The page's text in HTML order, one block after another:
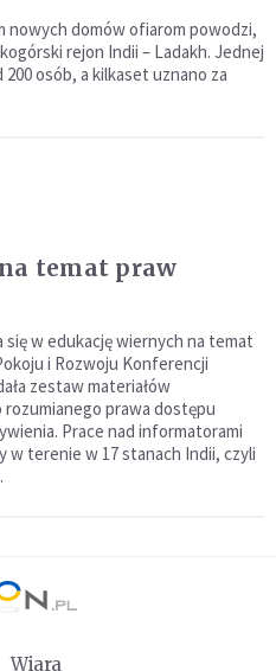
nowych domów ofiarom powodzi,
rejon Indii – Ladakh. Jednej
osób, a kilkaset uznano za
temat praw
się w edukację wiernych na temat
i Rozwoju Konferencji
zestaw materiałów
prawa dostępu
Prace nad informatorami
w terenie w 17 stanach Indii, czyli
Wiara